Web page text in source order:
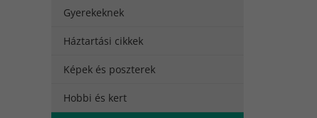
Gyerekeknek
Háztartási cikkek
Képek és poszterek
Hobbi és kert